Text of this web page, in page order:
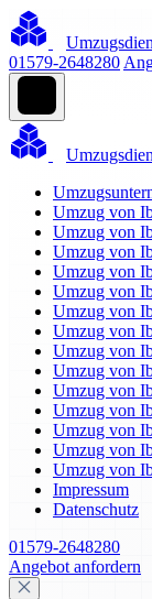
01579-2648280
Umzug von
Umzug von
Umzug von
Umzug von
Umzug von
Umzug von
Umzug von
Umzug von
Umzug von
Umzug von
Umzug von
Umzug von
Umzug von
Umzug von
Impressum
Datenschutz
01579-2648280
Angebot anfordern